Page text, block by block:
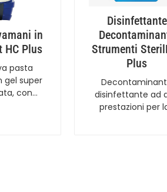
in
HC Plus
pasta
gel super
con…
Disinfettante
Strumenti
Plus
disinfettante ad
prestazioni per